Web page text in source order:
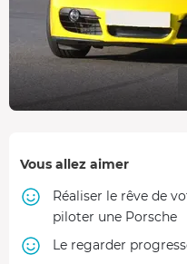
Vous allez aimer
Réaliser le rêve de
piloter une Porsche
Le regarder